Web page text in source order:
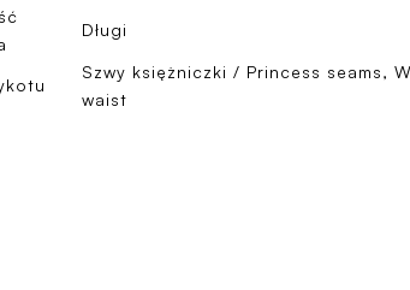
Długi
Szwy księżniczki / Princess seams,
waist